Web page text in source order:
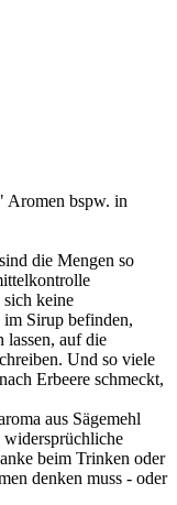
Aromen bspw. in
die Mengen so
sich keine
im Sirup befinden,
lassen, auf die
Und so viele
Erbeere schmeckt,
aus Sägemehl
beim Trinken oder
denken muss - oder